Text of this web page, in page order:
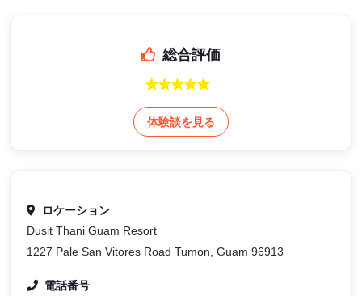
総合評価
体験談を見る
ロケーション
Dusit Thani Guam Resort
1227 Pale San Vitores Road Tumon, Guam 96913
電話番号